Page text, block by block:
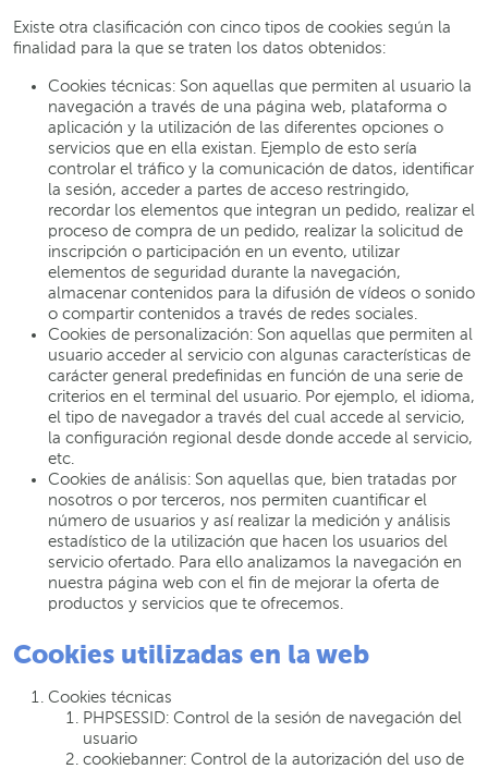
Existe otra clasificación con cinco tipos de cookies según la
finalidad para la que se traten los datos obtenidos:
Cookies técnicas: Son aquellas que permiten al usuario la
navegación a través de una página web, plataforma o
aplicación y la utilización de las diferentes opciones o
servicios que en ella existan. Ejemplo de esto sería
controlar el tráfico y la comunicación de datos, identificar
la sesión, acceder a partes de acceso restringido,
recordar los elementos que integran un pedido, realizar el
proceso de compra de un pedido, realizar la solicitud de
inscripción o participación en un evento, utilizar
elementos de seguridad durante la navegación,
almacenar contenidos para la difusión de vídeos o sonido
o compartir contenidos a través de redes sociales.
Cookies de personalización: Son aquellas que permiten al
usuario acceder al servicio con algunas características de
carácter general predefinidas en función de una serie de
criterios en el terminal del usuario. Por ejemplo, el idioma,
el tipo de navegador a través del cual accede al servicio,
la configuración regional desde donde accede al servicio,
etc.
Cookies de análisis: Son aquellas que, bien tratadas por
nosotros o por terceros, nos permiten cuantificar el
número de usuarios y así realizar la medición y análisis
estadístico de la utilización que hacen los usuarios del
servicio ofertado. Para ello analizamos la navegación en
nuestra página web con el fin de mejorar la oferta de
productos y servicios que te ofrecemos.
Cookies utilizadas en la web
Cookies técnicas
PHPSESSID: Control de la sesión de navegación del
usuario
cookiebanner: Control de la autorización del uso de